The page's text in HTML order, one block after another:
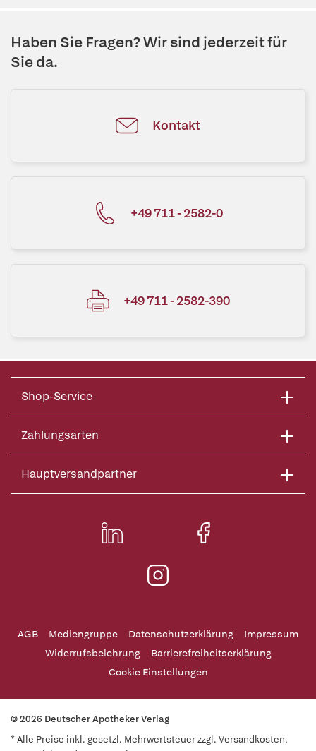
Haben Sie Fragen? Wir sind jederzeit für
Sie da.
Kontakt
+49 711 - 2582-0
+49 711 - 2582-390
Shop-Service
Zahlungsarten
Hauptversandpartner
AGB Mediengruppe Datenschutzerklärung
Impressum
Widerrufsbelehrung
Barrierefreiheitserklärung
Cookie Einstellungen
© 2026 Deutscher Apotheker Verlag
* Alle Preise inkl. gesetzl. Mehrwertsteuer zzgl. Versandkosten,